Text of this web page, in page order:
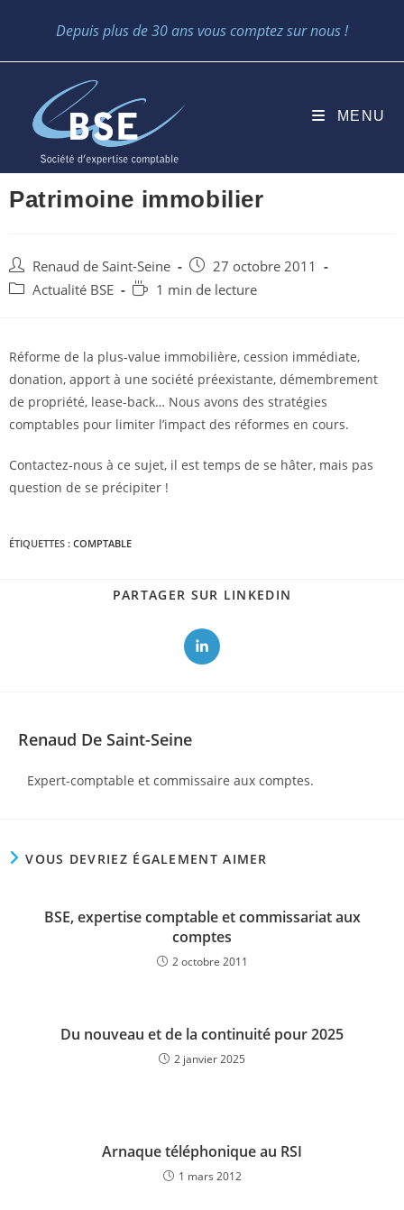
Depuis plus de 30 ans vous comptez sur nous !
MENU
Patrimoine immobilier
Auteur/autrice
de
Renaud de Saint-Seine
Post
published:
27 octobre 2011
PostActualité BSE
Temps1 min de lecture
Réforme de la plus-value immobilière, cession immédiate,
donation, apport à une société préexistante, démembrement
de propriété, lease-back… Nous avons des stratégies
comptables pour limiter l’impact des réformes en cours.
Contactez-nous à ce sujet, il est temps de se hâter, mais pas
question de se précipiter !
ÉTIQUETTES : COMPTABLE
PARTAGER SUR LINKEDIN
Ouvrir
dans
Renaud De Saint-Seine
Expert-comptable et commissaire aux comptes.
VOUS DEVRIEZ ÉGALEMENT AIMER
BSE, expertise comptable et commissariat aux
comptes
2 octobre 2011
Du nouveau et de la continuité pour 2025
2 janvier 2025
Arnaque téléphonique au RSI
1 mars 2012